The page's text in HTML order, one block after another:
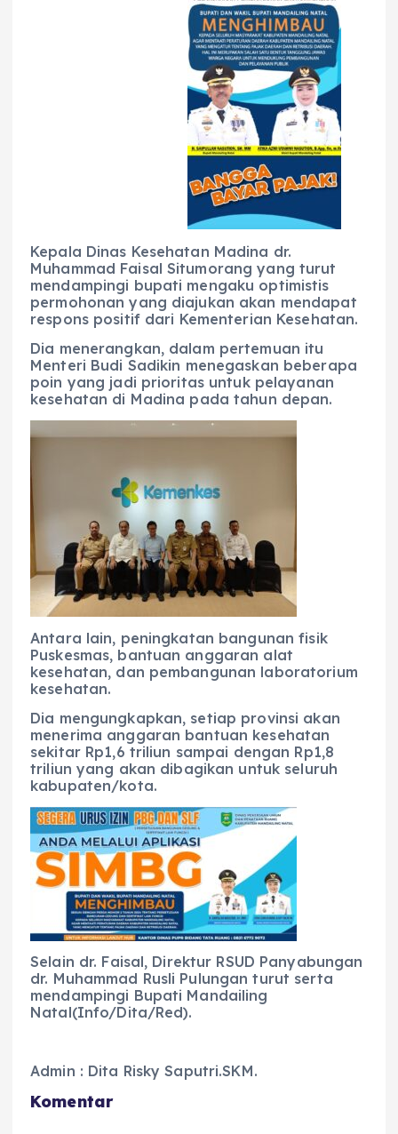
Kepala Dinas Kesehatan Madina dr.
Muhammad Faisal Situmorang yang turut
mendampingi bupati mengaku optimistis
permohonan yang diajukan akan mendapat
respons positif dari Kementerian Kesehatan.
Dia menerangkan, dalam pertemuan itu
Menteri Budi Sadikin menegaskan beberapa
poin yang jadi prioritas untuk pelayanan
kesehatan di Madina pada tahun depan.
Antara lain, peningkatan bangunan fisik
Puskesmas, bantuan anggaran alat
kesehatan, dan pembangunan laboratorium
kesehatan.
Dia mengungkapkan, setiap provinsi akan
menerima anggaran bantuan kesehatan
sekitar Rp1,6 triliun sampai dengan Rp1,8
triliun yang akan dibagikan untuk seluruh
kabupaten/kota.
Selain dr. Faisal, Direktur RSUD Panyabungan
dr. Muhammad Rusli Pulungan turut serta
mendampingi Bupati Mandailing
Natal(Info/Dita/Red).
Admin : Dita Risky Saputri.SKM.
Komentar